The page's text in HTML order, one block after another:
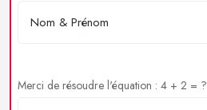
Merci de résoudre l'équation : 4 + 2 = ?